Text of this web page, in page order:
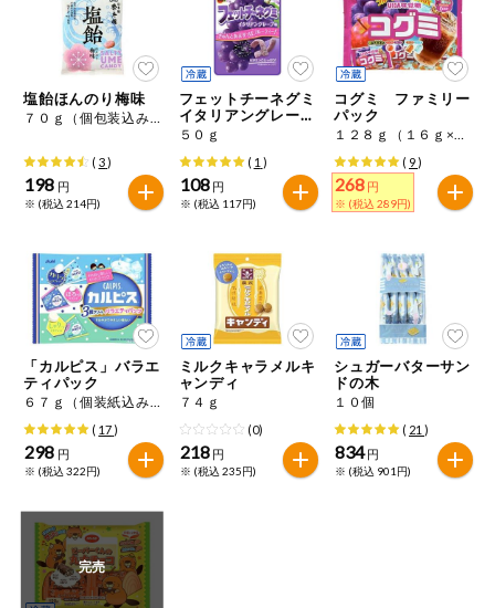
今週のお買い
コープ商品
今週の新登場
よりどりでお
複数注文でお
トク
ポイントがも
らえる！
お弁当用商品
かんたん調理
ミールキット
組合員さんの
リクエスト
塩飴ほんのり梅味
７０ｇ（個包装込み）
(3)
198 円
※ (税込 214円)
フェットチーネグミ
イタリアングレープ
味
５０ｇ
( 1 )
108 円
※ (税込 117円)
コグミ ファミリー
パック
１２８ｇ（１６ｇ×８）
( 9)
268 円
※ (税込 289円)
「カルピス」バラエ
ティパック
６７ｇ（個装紙込み）
( 17)
298 円
※ (税込 322円)
ミルクキャラメルキ
ャンディ
７４ｇ
(0)
218 円
※ (税込 235円)
シュガーバターサン
ドの木
１０個
( 21 )
834円
※ (税込 901円)
完売